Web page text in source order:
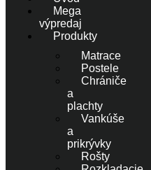
Mega
výpredaj
Produkty
Matrace
Postele
Chrániče
a
plachty
Vankúše
a
prikrývky
Rošty